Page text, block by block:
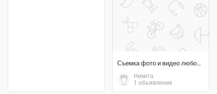
Съемка фото и видео любой сложности
Никита
1 объявление